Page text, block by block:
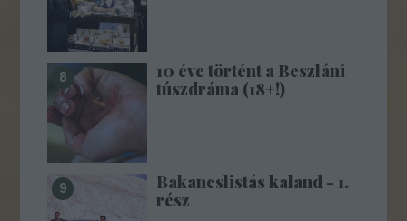
10 éve történt a Beszláni
túszdráma (18+!)
Bakancslistás kaland - 1.
rész